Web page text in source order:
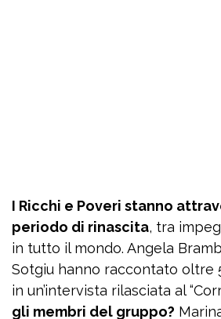
I Ricchi e Poveri stanno
periodo di rinascita, tra
in tutto il mondo. Angela
Sotgiu hanno raccontato oltre
in un’intervista rilasciata al
gli membri del gruppo?